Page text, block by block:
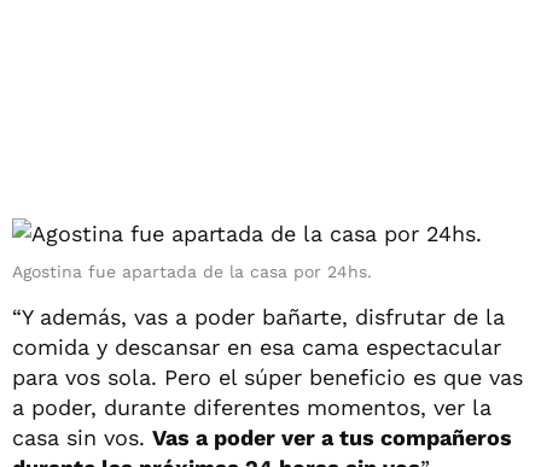
Agostina fue apartada de la casa por 24hs.
“Y además, vas a poder bañarte, disfrutar de la
comida y descansar en esa cama espectacular
para vos sola. Pero el súper beneficio es que vas
a poder, durante diferentes momentos, ver la
casa sin vos. Vas a poder ver a tus compañeros